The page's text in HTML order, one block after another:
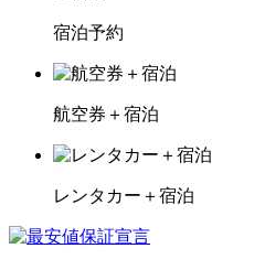
宿泊予約
航空券＋宿泊
レンタカー＋宿泊